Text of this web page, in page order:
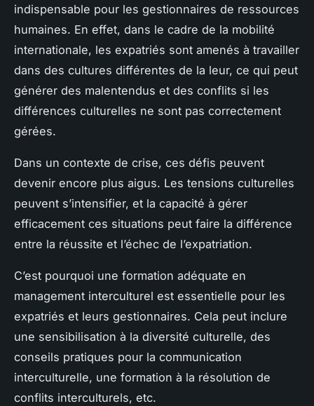
indispensable pour les gestionnaires de ressources
humaines. En effet, dans le cadre de la mobilité
internationale, les expatriés sont amenés à travailler
dans des cultures différentes de la leur, ce qui peut
générer des malentendus et des conflits si les
différences culturelles ne sont pas correctement
gérées.
Dans un contexte de crise, ces défis peuvent
devenir encore plus aigus. Les tensions culturelles
peuvent s’intensifier, et la capacité à gérer
efficacement ces situations peut faire la différence
entre la réussite et l’échec de l’expatriation.
C’est pourquoi une formation adéquate en
management interculturel est essentielle pour les
expatriés et leurs gestionnaires. Cela peut inclure
une sensibilisation à la diversité culturelle, des
conseils pratiques pour la communication
interculturelle, une formation à la résolution de
conflits interculturels, etc.